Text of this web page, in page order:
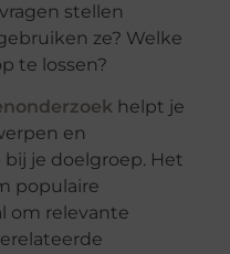
stellen
ze? Welke
te lossen?
helpt je
en
je doelgroep. Het
populaire
om relevante